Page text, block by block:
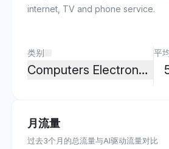
internet, TV and phone service.
类别
Computers Electronics
平
月流量
过去3个月的总流量与AI驱动流量对比